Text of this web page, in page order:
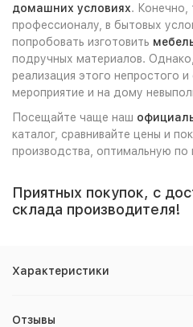
домашних условиях. Конечно,
профессионалу, в бытовых
попробовать изготовить
подручных материалов.
реализация этого непростого и
мероприятие и на дому
Посещайте чаще наш
каталог, сравнивайте цены и
производства, оптимальную по
Приятных покупок, с
склада производителя!
Характеристики
Отзывы